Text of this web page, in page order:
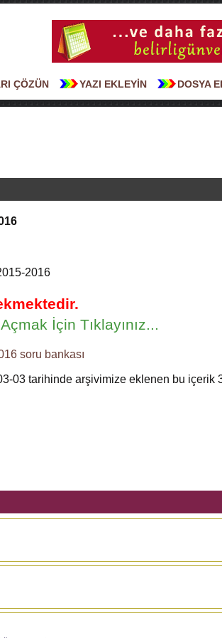
DOSYA
YAZI EKLEYİN
ÇÖZÜN
2016
İçin Tıklayınız...
soru bankası
03-03 tarihinde arşivimize eklenen bu içerik